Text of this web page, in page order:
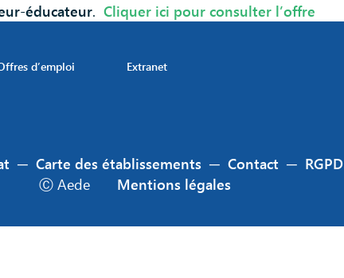
éducateur.Cliquer ici pour consulter l’offre
d’emploi Extranet
─ Carte des établissements ─ Contact ─ RGPD
Ⓒ Aede
Mentions légales